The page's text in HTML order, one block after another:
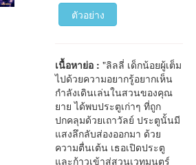
ตัวอย่าง
เนื้อหาย่อ :"ลิลลี่ เด็กน้อยผู้เต็ม
ไปด้วยความอยากรู้อยากเห็น
กำลังเดินเล่นในสวนของคุณ
ยาย ได้พบประตูเก่าๆ ที่ถูก
ปกคลุมด้วยเถาวัลย์ ประตูนั้นมี
แสงลึกลับส่องออกมา ด้วย
ความตื่นเต้น เธอเปิดประตู
และก้าวเข้าสู่สวนเวทมนตร์